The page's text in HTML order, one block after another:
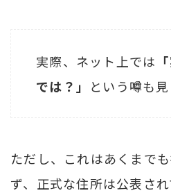
実際、ネット上では
では？」 という噂も見
ただし、これはあくまで
ず、正式な住所は公表され